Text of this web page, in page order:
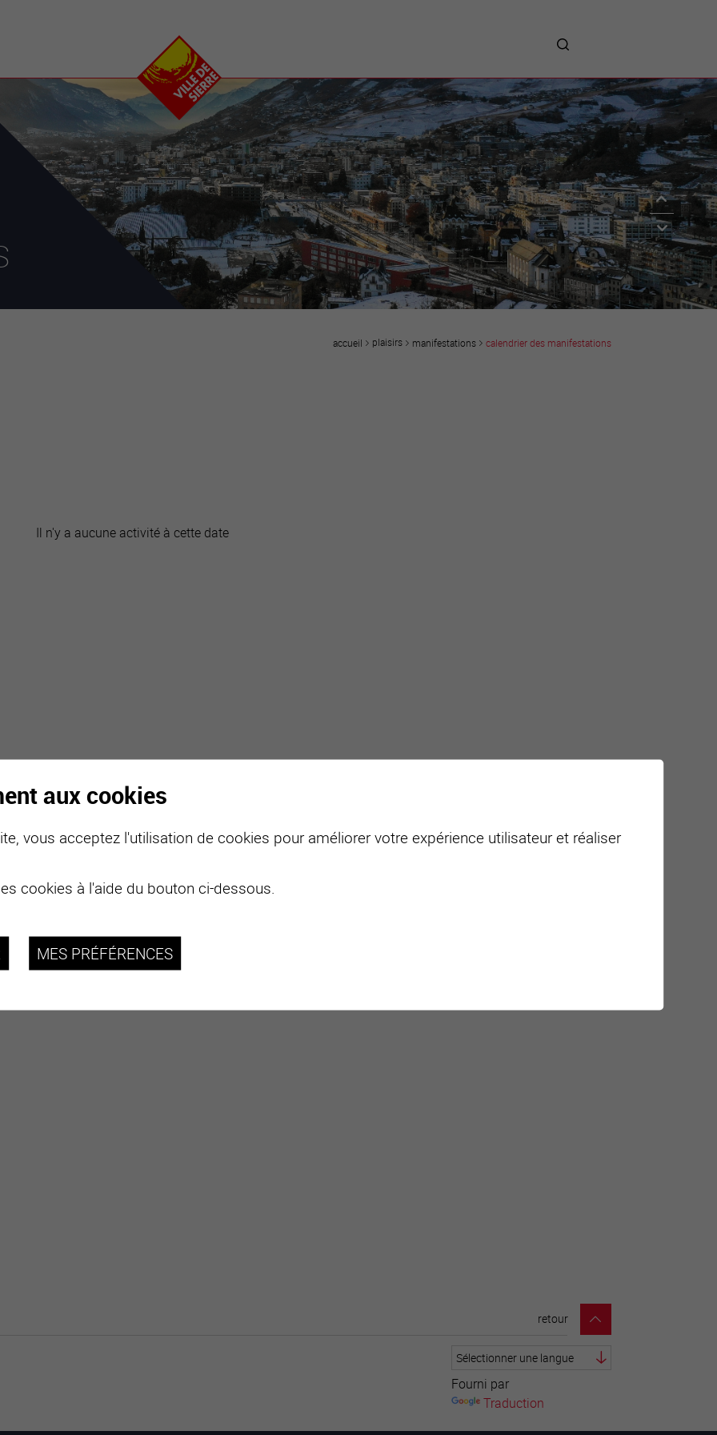
2028
Manifestations
Art et culture
Sport et loisirs
Vins, gastronomie et
séjours
Clubs et associations
Nature
Projets
Chantiers en ville
Plan directeur du
centre-ville
Prestations
Avantages
Unternehmen :
Willkommen!
Companies : Welcome!
Imprese : benvenute!
accueil plaisirs manifestations calendrier des manifestations
Il n'y a aucune activité à cette date
Fourni par
Traduction
retour
aux cookies
vous acceptez l'utilisation de cookies pour améliorer votre expérience utilisateur et réaliser
cookies à l'aide du bouton ci-dessous.
MES PRÉFÉRENCES